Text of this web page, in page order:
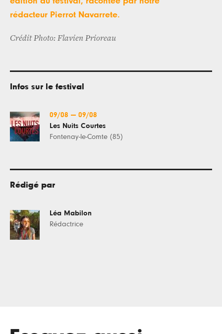
rédacteur Pierrot Navarrete.
Crédit Photo: Flavien Prioreau​
Infos sur le festival
09/08 — 09/08
Les Nuits Courtes
Fontenay-le-Comte (85)
Rédigé par
Léa Mabilon
Rédactrice